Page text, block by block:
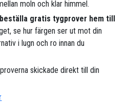
moln och klar himmel.
gratis tygprover hem till
se hur färgen ser ut mot din
i lugn och ro innan du
skickade direkt till din